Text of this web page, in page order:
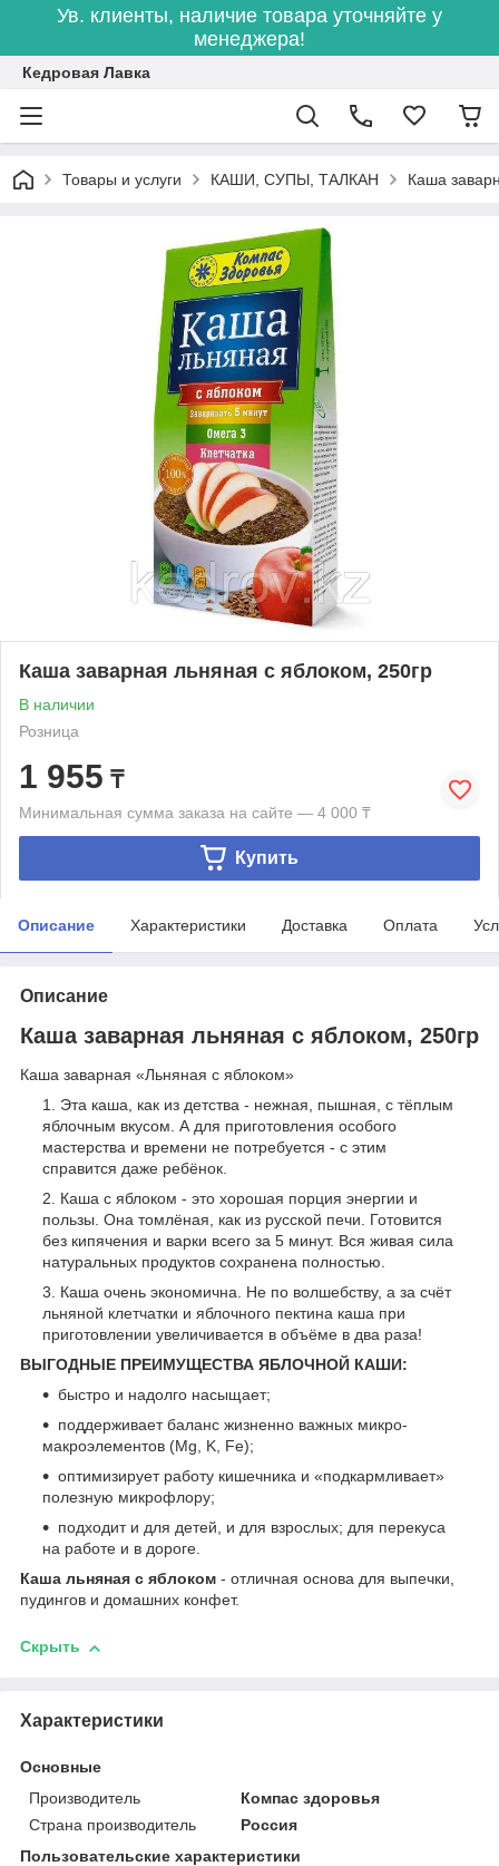
Ув. клиенты, наличие товара уточняйте у
менеджера!
Кедровая Лавка
Товары и услуги КАШИ, СУПЫ, ТАЛКАН Каша
Каша заварная льняная с яблоком, 250гр
В наличии
Розница
1 955 ₸
Минимальная сумма заказа на сайте — 4 000 ₸
Купить
Описание Характеристики Доставка Оплата
Описание
Каша заварная льняная с яблоком, 250гр
Каша заварная «Льняная с яблоком»
Эта каша, как из детства - нежная, пышная, с тёплым
яблочным вкусом. А для приготовления особого
мастерства и времени не потребуется - с этим
справится даже ребёнок.
Каша с яблоком - это хорошая порция энергии и
пользы. Она томлёная, как из русской печи. Готовится
без кипячения и варки всего за 5 минут. Вся живая сила
натуральных продуктов сохранена полностью.
Каша очень экономична. Не по волшебству, а за счёт
льняной клетчатки и яблочного пектина каша при
приготовлении увеличивается в объёме в два раза!
ВЫГОДНЫЕ ПРЕИМУЩЕСТВА ЯБЛОЧНОЙ КАШИ:
быстро и надолго насыщает;
поддерживает баланс жизненно важных микро-
макроэлементов (Mg, K, Fe);
оптимизирует работу кишечника и «подкармливает»
полезную микрофлору;
подходит и для детей, и для взрослых; для перекуса
на работе и в дороге.
Каша льняная с яблоком - отличная основа для выпечки,
пудингов и домашних конфет.
Скрыть
Характеристики
Основные
Производитель
Компас здоровья
Страна производитель
Россия
Пользовательские характеристики